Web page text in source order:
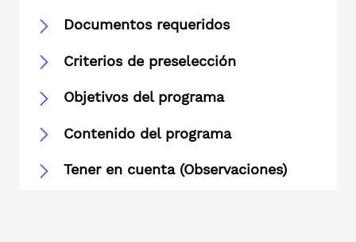
Documentos requeridos
Criterios de preselección
Objetivos del programa
Contenido del programa
Tener en cuenta (Observaciones)